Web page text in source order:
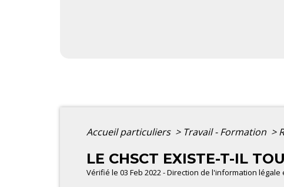
Accueil particuliers > Travail - Formation >
LE CHSCT EXISTE-T-IL
Vérifié le 03 Feb 2022 - Direction de l'information